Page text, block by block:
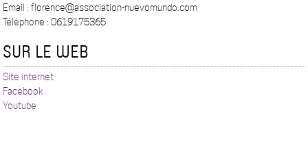
Email : florence@association-nuevomundo.com
Téléphone : 0619175365
SUR LE WEB
Site internet
Facebook
Youtube